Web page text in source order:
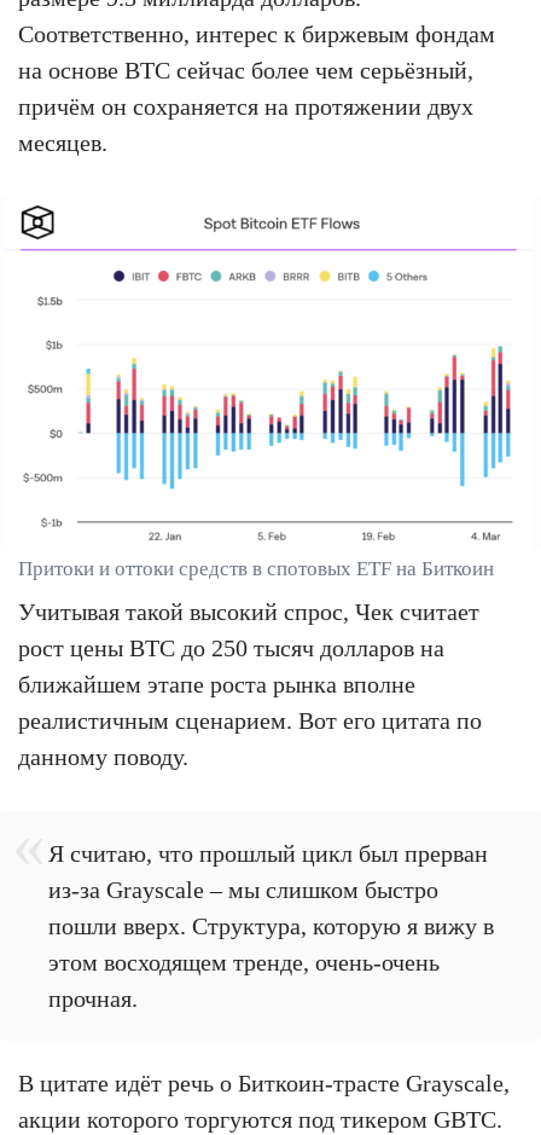
Соответственно, интерес к биржевым фондам
на основе BTC сейчас более чем серьёзный,
причём он сохраняется на протяжении двух
месяцев.
Притоки и оттоки средств в спотовых ETF на Биткоин
Учитывая такой высокий спрос, Чек считает
рост цены BTC до 250 тысяч долларов на
ближайшем этапе роста рынка вполне
реалистичным сценарием. Вот его цитата по
данному поводу.
Я считаю, что прошлый цикл был прерван
из-за Grayscale – мы слишком быстро
пошли вверх. Структура, которую я вижу в
этом восходящем тренде, очень-очень
прочная.
В цитате идёт речь о Биткоин-трасте Grayscale,
акции которого торгуются под тикером GBTC.